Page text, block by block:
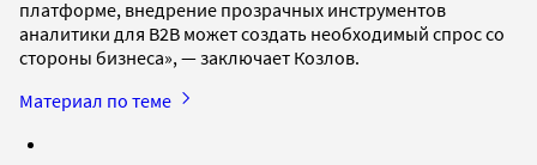
платформе, внедрение прозрачных инструментов
аналитики для B2B может создать необходимый спрос со
стороны бизнеса», — заключает Козлов.
Материал по теме